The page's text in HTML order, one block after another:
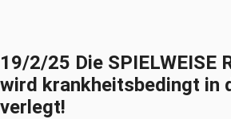
19/2/25 Die SPIELWEISE
wird krankheitsbedingt in
verlegt!